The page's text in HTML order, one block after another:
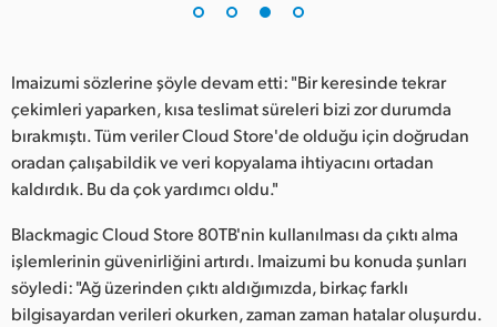
Imaizumi sözlerine şöyle devam etti: "Bir keresinde tekrar
çekimleri yaparken, kısa teslimat süreleri bizi zor durumda
bırakmıştı. Tüm veriler Cloud Store'de olduğu için doğrudan
oradan çalışabildik ve veri kopyalama ihtiyacını ortadan
kaldırdık. Bu da çok yardımcı oldu."
Blackmagic Cloud Store 80TB'nin kullanılması da çıktı alma
işlemlerinin güvenirliğini artırdı. Imaizumi bu konuda şunları
söyledi: "Ağ üzerinden çıktı aldığımızda, birkaç farklı
bilgisayardan verileri okurken, zaman zaman hatalar oluşurdu.